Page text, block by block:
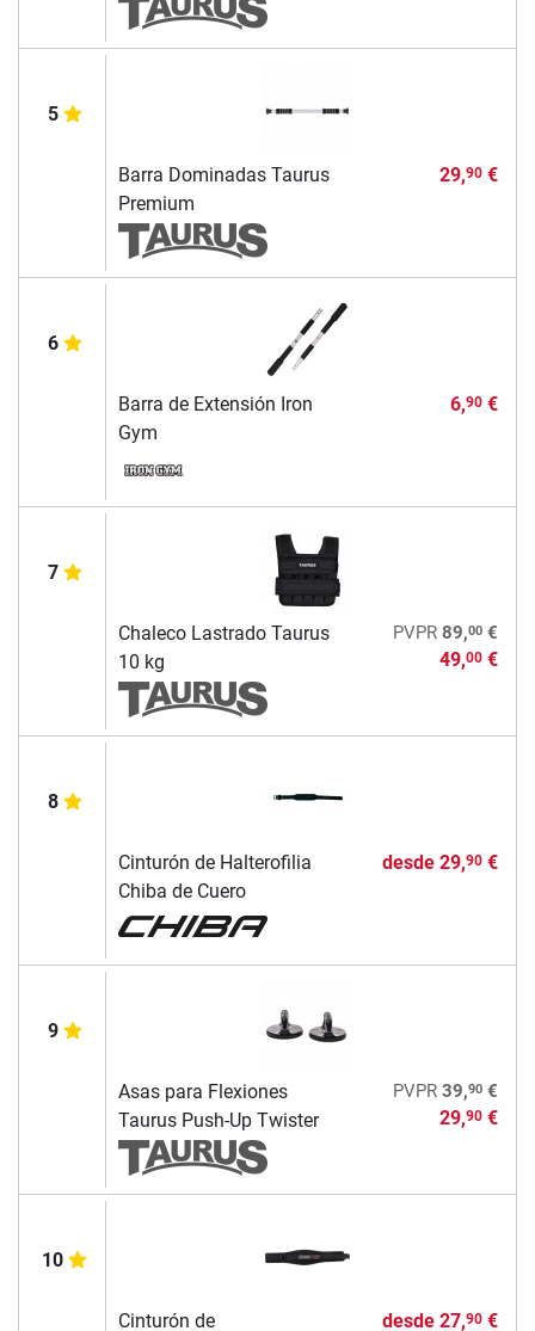
5
Barra Dominadas Taurus
Premium
29,90€
6
Barra de Extensión Iron
Gym
6,90€
7
Chaleco Lastrado Taurus
10 kg
PVPR 89,00€
49,00€
8
Cinturón de Halterofilia
Chiba de Cuero
desde 29,90€
9
Asas para Flexiones
Taurus Push-Up Twister
PVPR 39,90€
29,90€
10
Cinturón de desde 27,90€